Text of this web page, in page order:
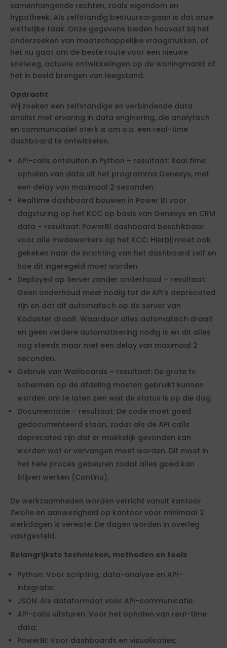
samenhangende rechten, zoals eigendom en
hypotheek. Als zelfstandig bestuursorgaan is dat onze
wettelijke taak. Onze gegevens bieden houvast bij het
onderzoeken van maatschappelijke vraagstukken, of
het nu gaat om de beste route voor een nieuwe
snelweg, actuele ontwikkelingen op de woningmarkt of
het in beeld brengen van leegstand.
Opdracht
Wij zoeken een zelfstandige en verbindende data
analist met ervaring in data enginering, die analytisch
en communicatief sterk is om o.a. een real-time
dashboard te ontwikkelen.
API-calls ontsluiten in Python – resultaat: Real time
ophalen van data uit het programma Genesys, met
een delay van maximaal 2 seconden.
Realtime dashboard bouwen in Power BI voor
dagsturing op het KCC op basis van Genesys en CRM
data – resultaat: PowerBI dashboard beschikbaar
voor alle medewerkers op het KCC. Hierbij moet ook
gekeken naar de inrichting van het dashboard zelf en
hoe dit ingeregeld moet worden.
Deployed op Server zonder onderhoud – resultaat:
Geen onderhoud meer nodig tot de API's deprecated
zijn en dat dit automatisch op de server van
Kadaster draait. Waardoor alles automatisch draait
en geen verdere automatisering nodig is en dit alles
nog steeds maar met een delay van maximaal 2
seconden.
Gebruik van Wallboards – resultaat: De grote tv
schermen op de afdeling moeten gebruikt kunnen
worden om te laten zien wat de status is op die dag.
Documentatie – resultaat: De code moet goed
gedocumenteerd staan, zodat als de API calls
deprecated zijn dat er makkelijk gevonden kan
worden wat er vervangen moet worden. Dit moet in
het hele proces gebeuren zodat alles goed kan
blijven werken (Continu).
De werkzaamheden worden verricht vanuit kantoor
Zwolle en aanwezigheid op kantoor voor minimaal 2
werkdagen is vereiste. De dagen worden in overleg
vastgesteld.
Belangrijkste technieken, methoden en tools
Python: Voor scripting, data-analyse en API-
integratie;
JSON: Als dataformaat voor API-communicatie;
API-calls uitsturen: Voor het ophalen van real-time
data;
PowerBI: Voor dashboards en visualisaties;